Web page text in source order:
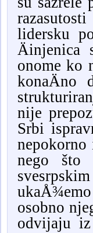
lidersku
onome ko
nije
Srbi
nego što
osobno
odvijaju iz